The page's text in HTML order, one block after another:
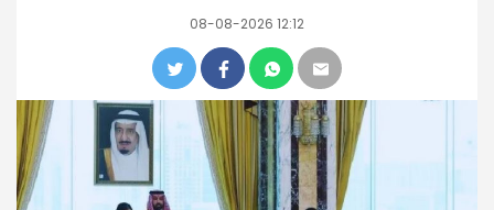
08-08-2026 12:12